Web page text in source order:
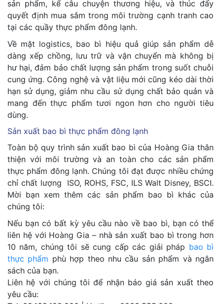
sản phẩm, kể câu chuyện thương hiệu, và thúc đẩy
quyết định mua sắm trong môi trường cạnh tranh cao
tại các quầy thực phẩm đông lạnh.
Về mặt logistics, bao bì hiệu quả giúp sản phẩm dễ
dàng xếp chồng, lưu trữ và vận chuyển mà không bị
hư hại, đảm bảo chất lượng sản phẩm trong suốt chuỗi
cung ứng. Công nghệ và vật liệu mới cũng kéo dài thời
hạn sử dụng, giảm nhu cầu sử dụng chất bảo quản và
mang đến thực phẩm tươi ngon hơn cho người tiêu
dùng.
Sản xuất bao bì thực phẩm đông lạnh
Toàn bộ quy trình sản xuất bao bì của Hoàng Gia thân
thiện với môi trường và an toàn cho các sản phẩm
thực phẩm đông lạnh. Chúng tôi đạt được nhiều chứng
chỉ chất lượng ISO, ROHS, FSC, ILS Walt Disney, BSCI.
Mời bạn xem thêm các sản phẩm bao bì khác của
chúng tôi:
Nếu bạn có bất kỳ yêu cầu nào về bao bì, bạn có thể
liên hệ với Hoàng Gia – nhà sản xuất bao bì trong hơn
10 năm, chúng tôi sẽ cung cấp các giải pháp bao bì
thực phẩm phù hợp theo nhu cầu sản phẩm và ngân
sách của bạn.
Liên hệ với chúng tôi để nhận báo giá sản xuất theo
yêu cầu: